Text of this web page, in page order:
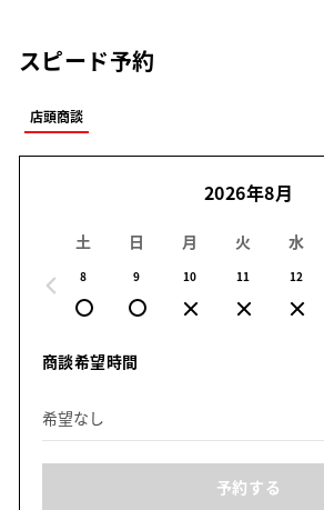
スピード予約
店頭商談
2026年8月
土
8
日
9
月
10
火
11
水
12
商談希望時間
予約する